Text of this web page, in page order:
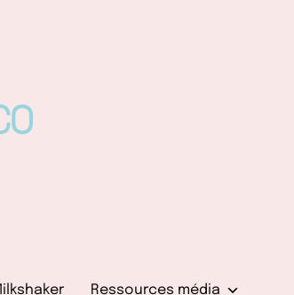
Ressources média